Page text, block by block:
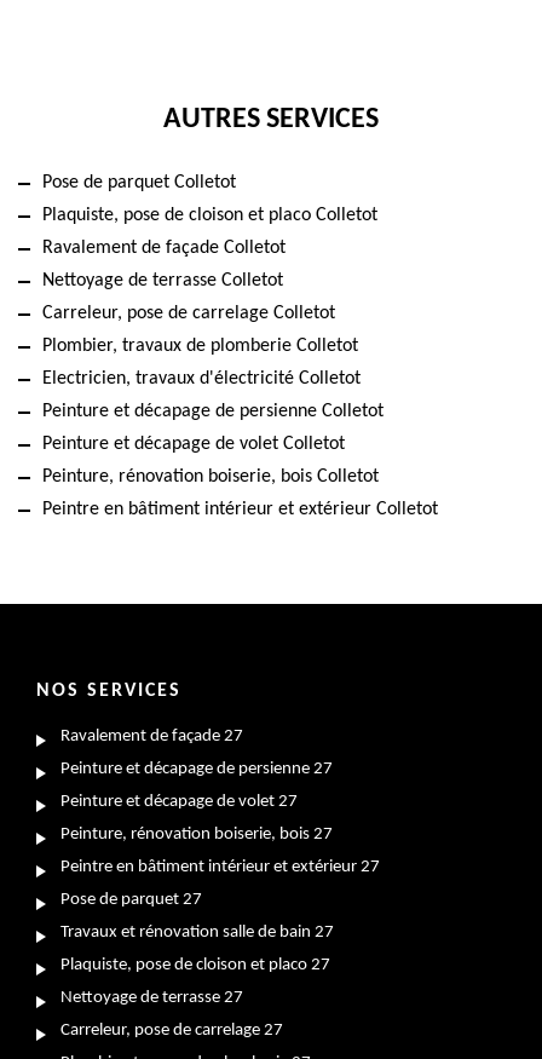
AUTRES SERVICES
Pose de parquet Colletot
Plaquiste, pose de cloison et placo Colletot
Ravalement de façade Colletot
Nettoyage de terrasse Colletot
Carreleur, pose de carrelage Colletot
Plombier, travaux de plomberie Colletot
Electricien, travaux d'électricité Colletot
Peinture et décapage de persienne Colletot
Peinture et décapage de volet Colletot
Peinture, rénovation boiserie, bois Colletot
Peintre en bâtiment intérieur et extérieur Colletot
NOS SERVICES
Ravalement de façade 27
Peinture et décapage de persienne 27
Peinture et décapage de volet 27
Peinture, rénovation boiserie, bois 27
Peintre en bâtiment intérieur et extérieur 27
Pose de parquet 27
Travaux et rénovation salle de bain 27
Plaquiste, pose de cloison et placo 27
Nettoyage de terrasse 27
Carreleur, pose de carrelage 27